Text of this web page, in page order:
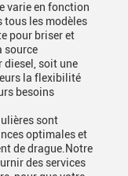
varie en fonction
tous les modèles
pour briser et
source
soit une
la flexibilité
besoins
sont
optimales et
de drague.Notre
des services